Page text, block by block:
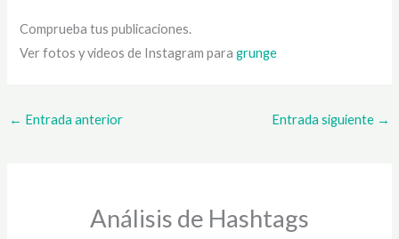
Comprueba tus publicaciones.
Ver fotos y videos de Instagram paragrunge
← Entrada anterior Entrada siguiente →
Análisis de Hashtags